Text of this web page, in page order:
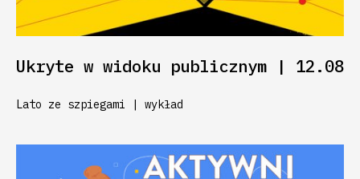
Ukryte w widoku publicznym | 12.08
Lato ze szpiegami | wykład